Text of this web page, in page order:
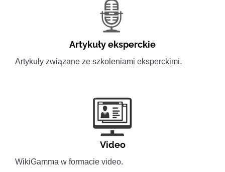
Artykuły eksperckie
Artykuły związane ze szkoleniami eksperckimi.
Video
WikiGamma w formacie video.